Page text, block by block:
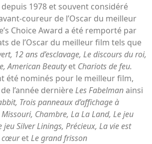
1978 et souvent considéré
coureur de l’Oscar du meilleur
Choice Award a été remporté par
de l’Oscar du meilleur film tels que
12 ans d’esclavage, Le discours du roi,
American Beautyet Chariots de feu.
été nominés pour le meilleur film,
l’année dernièreLes Fabelmanainsi
Trois panneaux d’affichage à
Missouri, Chambre, La La Land, Le jeu
jeu Silver Linings, Précieux, La vie est
cœuretLe grand frisson